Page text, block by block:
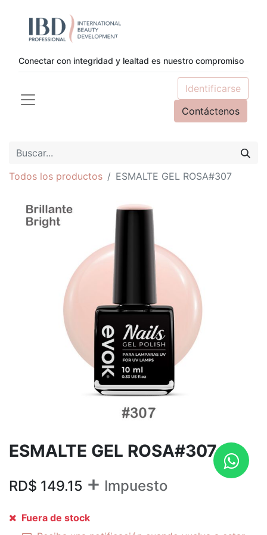
Conectar con integridad y lealtad es nuestro compromiso
Identificarse
Contáctenos
Todos los productos ESMALTE GEL ROSA#307
ESMALTE GEL ROSA#307
RD$ 149.15 + Impuesto
Fuera de stock